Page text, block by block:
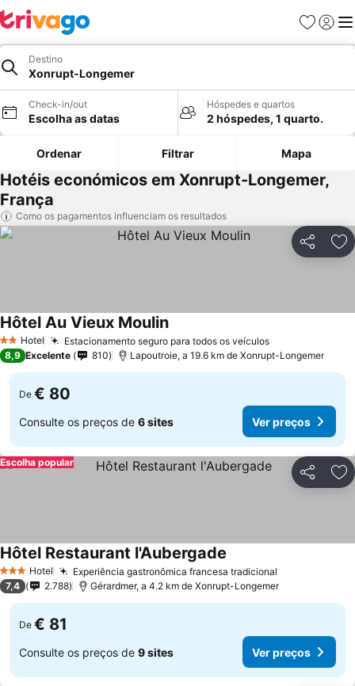
Favoritos
Iniciar
Destino
Xonrupt-Longemer
Check-in/out
Escolha as datas
Hóspedes e quartos
2 hóspedes, 1 quarto.
Ordenar Filtrar Mapa
Hotéis económicos em Xonrupt-Longemer,
França
Como os pagamentos influenciam os resultados
Partilhar
2 Estrelas
Hotel Estacionamento seguro para todos os veículosVer preços
Hôtel Au Vieux MoulinVer preços
8,9 Excelente 810 Lapoutroie, a 19.6 km de Xonrupt-Longemer
De € 80
Consulte os preços de 6 sites Ver preços
Partilhar
Escolha popular
3 EstrelasHotel Experiência gastronômica francesa tradicional
Hôtel Restaurant l'Aubergade
7,4 2.788 Gérardmer, a 4.2 km de Xonrupt-Longemer
De € 81
Consulte os preços de 9 sites Ver preços